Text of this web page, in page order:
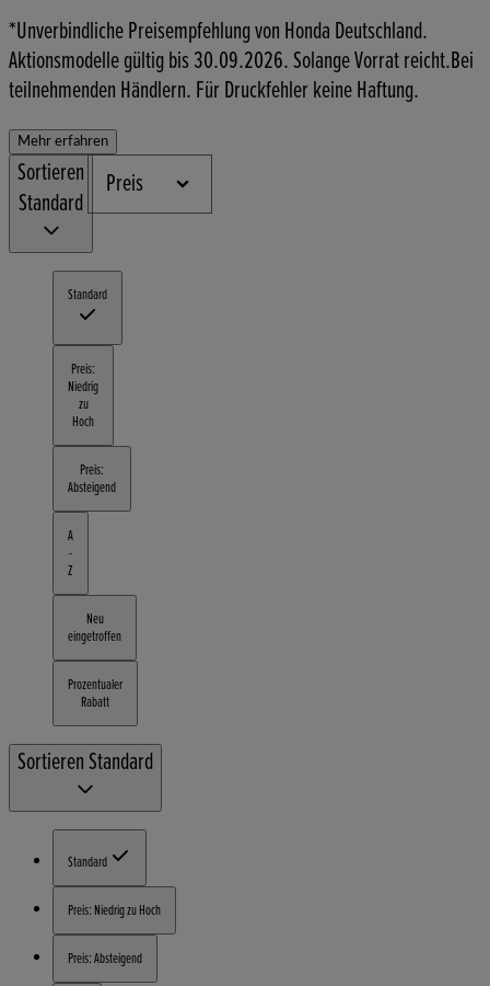
*Unverbindliche Preisempfehlung von Honda Deutschland.
Aktionsmodelle gültig bis 30.09.2026. Solange Vorrat reicht.Bei
teilnehmenden Händlern. Für Druckfehler keine Haftung.
Mehr erfahren
Sortieren
Standard
Standard
Preis:
Niedrig
zu
Hoch
Preis:
Absteigend
A
-
Z
Neu
eingetroffen
Prozentualer
Rabatt
Preis
SortierenStandard
Standard
Preis: Niedrig zu Hoch
Preis: Absteigend